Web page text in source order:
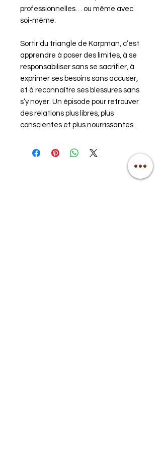
professionnelles… ou même avec
soi-même.
Sortir du triangle de Karpman, c’est
apprendre à poser des limites, à se
responsabiliser sans se sacrifier, à
exprimer ses besoins sans accuser,
et à reconnaître ses blessures sans
s’y noyer. Un épisode pour retrouver
des relations plus libres, plus
conscientes et plus nourrissantes.